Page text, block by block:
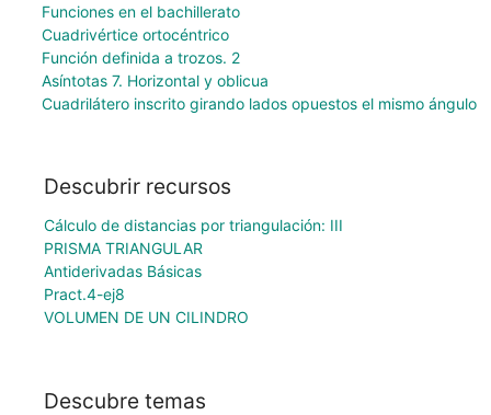
Funciones en el bachillerato
Cuadrivértice ortocéntrico
Función definida a trozos. 2
Asíntotas 7. Horizontal y oblicua
Cuadrilátero inscrito girando lados opuestos el mismo ángulo
Descubrir recursos
Cálculo de distancias por triangulación: III
PRISMA TRIANGULAR
Antiderivadas Básicas
Pract.4-ej8
VOLUMEN DE UN CILINDRO
Descubre temas